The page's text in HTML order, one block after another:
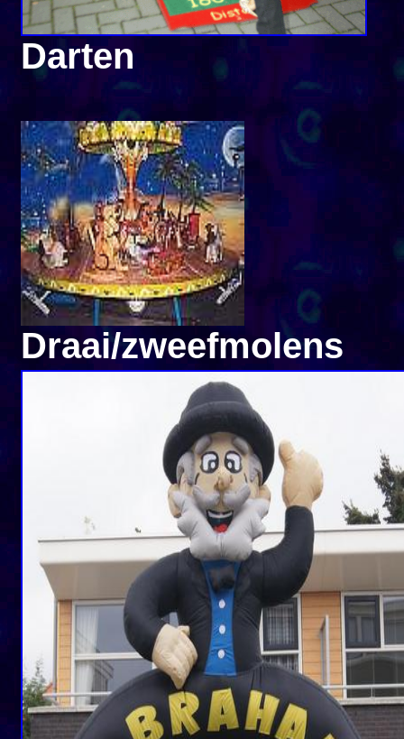
Darten
Draai/zweefmolens